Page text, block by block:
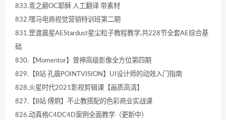
833.青之巅OC耶稣 人工翻译 带素材
832.嘿马电商视觉营销特训班第二期
831.罡渡晨星AEStardust星尘粒子教程教学,共228节全套AE综合基
础
830.【Momentor】曾神高级影像全方位第四期
829.【B站 孔晨POINTVISION】UI设计师的动效入门指南
828.火星时代2021影视剪辑课【画质高清】
827.【B站 傅炯】不止教搭配的色彩商业实战课
826.动真格C4DC4D案例全面教学（更新中）